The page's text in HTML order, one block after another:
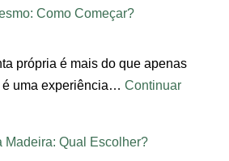
Como Começar?
própria é mais do que apenas
uma experiência… Continuar
Madeira: Qual Escolher?